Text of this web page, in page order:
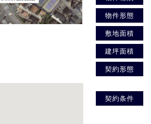
物件形態
敷地面積
建坪面積
契約形態
契約条件